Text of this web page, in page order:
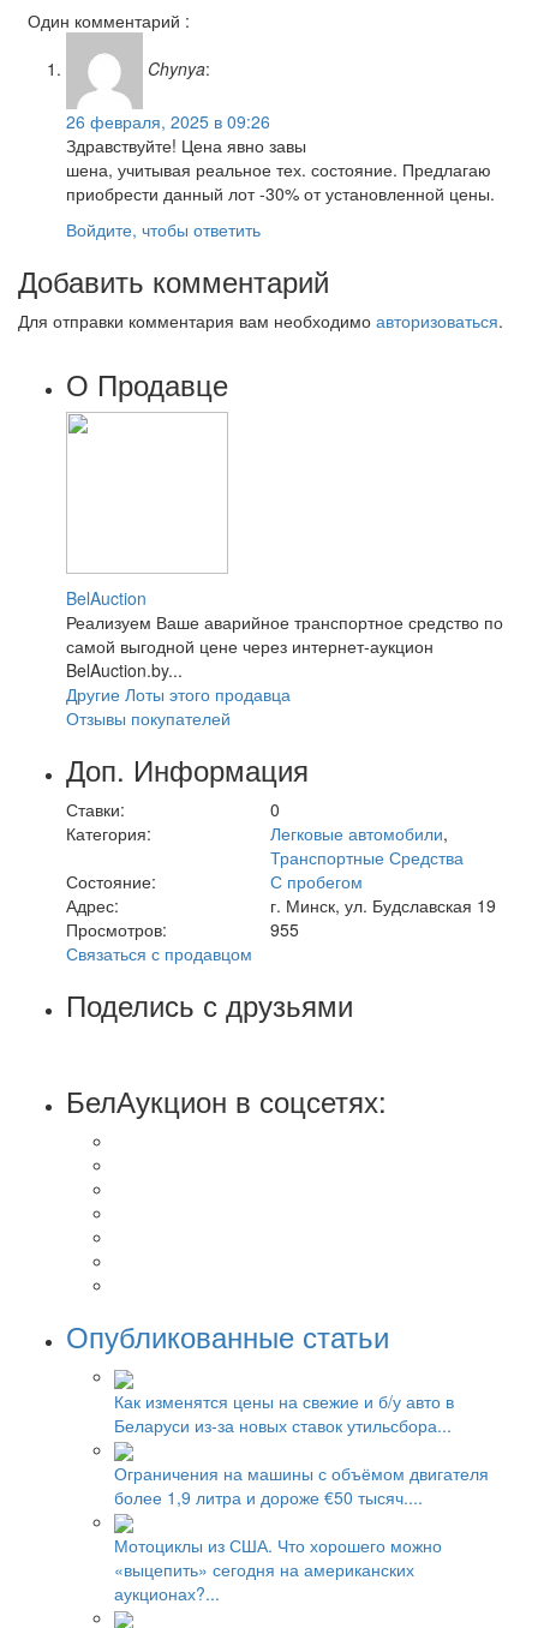
Один комментарий :
Chynya:
26 февраля, 2025 в 09:26
Здравствуйте! Цена явно завы
шена, учитывая реальное тех. состояние. Предлагаю
приобрести данный лот -30% от установленной цены.
Войдите, чтобы ответить
Добавить комментарий
Для отправки комментария вам необходимо авторизоваться.
О Продавце
BelAuction
Реализуем Ваше аварийное транспортное средство по
самой выгодной цене через интернет-аукцион
BelAuction.by...
Другие Лоты этого продавца
Отзывы покупателей
Доп. Информация
Ставки:
0
Категория:
Легковые автомобили,
Транспортные Средства
Состояние:
С пробегом
Адрес:
г. Минск, ул. Будславская 19
Просмотров:
955
Связаться с продавцом
Поделись с друзьями
БелАукцион в соцсетях:
Опубликованные статьи
Как изменятся цены на свежие и б/у авто в
Беларуси из-за новых ставок утильсбора...
Ограничения на машины с объёмом двигателя
более 1,9 литра и дороже €50 тысяч....
Мотоциклы из США. Что хорошего можно
«выцепить» сегодня на американских
аукционах?...